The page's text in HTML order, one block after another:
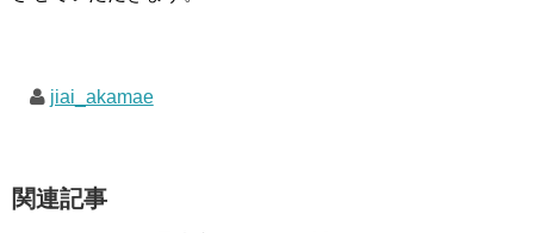
jiai_akamae
関連記事